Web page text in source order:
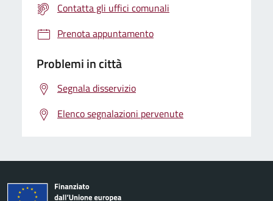
Contatta gli uffici comunali
Prenota appuntamento
Problemi in città
Segnala disservizio
Elenco segnalazioni pervenute